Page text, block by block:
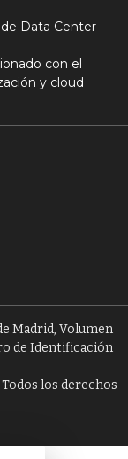
Data Center
con el
y cloud
Madrid, Volumen
de Identificación
Todos los derechos